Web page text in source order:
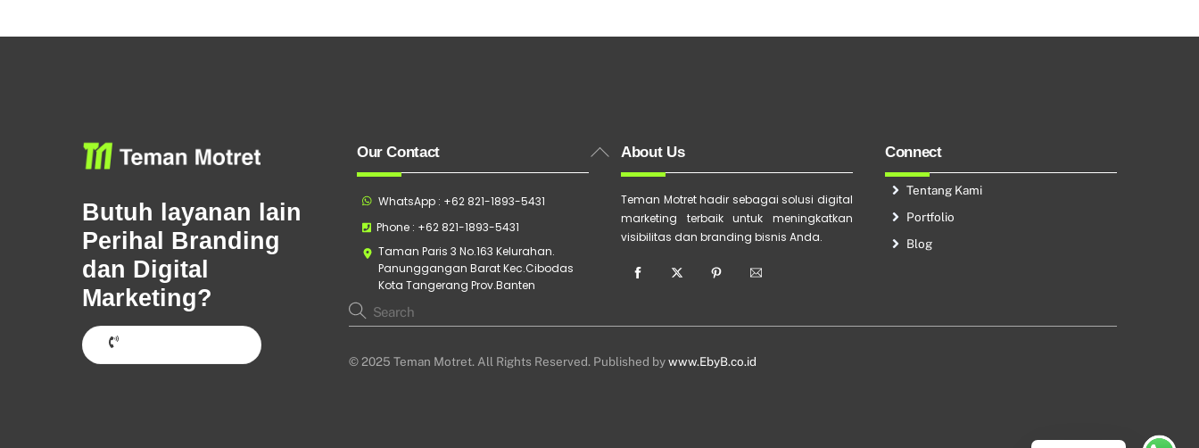
Back
Butuh layanan lain
Perihal Branding
dan Digital
Marketing?
Hubungi Sekarang
Our Contact
WhatsApp : +62 821-1893-5431
Phone : +62 821-1893-5431
Taman Paris 3 No.163 Kelurahan.
Panunggangan Barat Kec.Cibodas
Kota Tangerang Prov.Banten
About Us
Teman Motret hadir sebagai solusi digital
marketing terbaik untuk meningkatkan
visibilitas dan branding bisnis Anda.
Connect
Tentang Kami
Portfolio
Blog
© 2025 Teman Motret. All Rights Reserved. Published bywww.EbyB.co.id